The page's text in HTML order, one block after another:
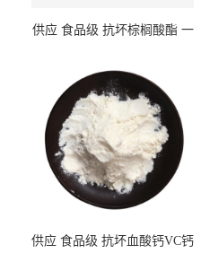
供应 食品级 抗坏棕榈酸酯 一
供应 食品级 抗坏血酸钙VC钙